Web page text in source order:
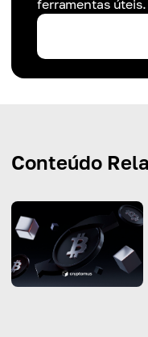
ferramentas úteis.
Conteúdo